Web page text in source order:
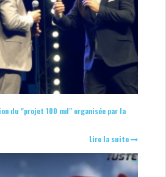
du "projet 100 md" organisée par la
Lire la suite